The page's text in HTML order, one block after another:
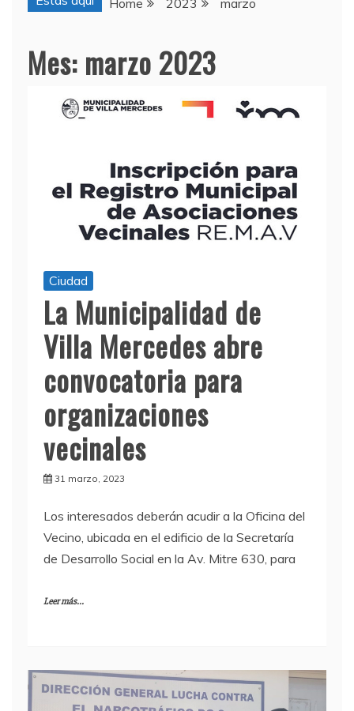
Home 2023 marzo
Mes: marzo 2023
Ciudad
La Municipalidad de
Villa Mercedes abre
convocatoria para
organizaciones
vecinales
31 marzo, 2023
Los interesados deberán acudir a la Oficina del
Vecino, ubicada en el edificio de la Secretaría
de Desarrollo Social en la Av. Mitre 630, para
Leer más...